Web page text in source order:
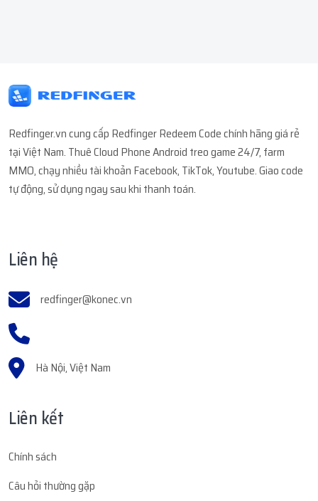
Redfinger.vn cung cấp Redfinger Redeem Code chính hãng giá rẻ
tại Việt Nam. Thuê Cloud Phone Android treo game 24/7, farm
MMO, chạy nhiều tài khoản Facebook, TikTok, Youtube. Giao code
tự động, sử dụng ngay sau khi thanh toán.
Liên hệ
redfinger@konec.vn
Hà Nội, Việt Nam
Liên kết
Chính sách
Câu hỏi thường gặp